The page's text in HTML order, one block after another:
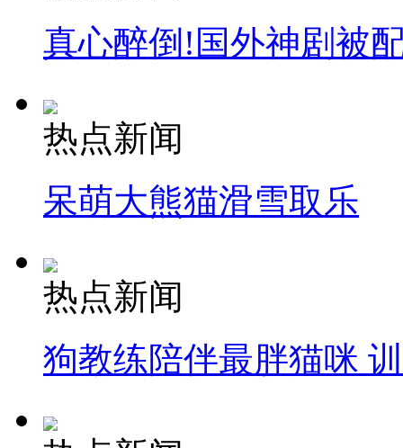
真心醉倒!国外神剧被
热点新闻
呆萌大熊猫滑雪取乐
热点新闻
狗教练陪伴最胖猫咪